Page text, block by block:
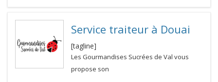
Service traiteur à Douai
[tagline]
Les Gourmandises Sucrées de Val vous
propose son